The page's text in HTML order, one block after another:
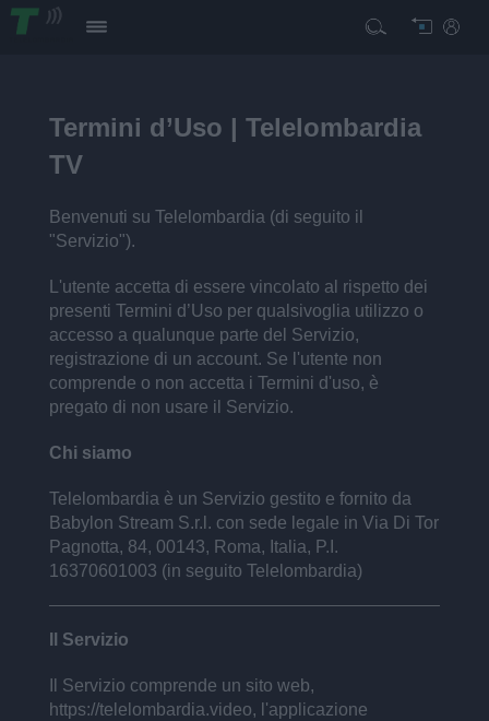
Termini d’Uso | Telelombardia
TV
Benvenuti su Telelombardia (di seguito il
"Servizio").
L'utente accetta di essere vincolato al rispetto dei
presenti Termini d’Uso per qualsivoglia utilizzo o
accesso a qualunque parte del Servizio,
registrazione di un account. Se l'utente non
comprende o non accetta i Termini d'uso, è
pregato di non usare il Servizio.
Chi siamo
Telelombardia è un Servizio gestito e fornito da
Babylon Stream S.r.l. con sede legale in Via Di Tor
Pagnotta, 84, 00143, Roma, Italia, P.I.
16370601003 (in seguito Telelombardia)
Il Servizio
Il Servizio comprende un sito web,
https://telelombardia.video, l'applicazione